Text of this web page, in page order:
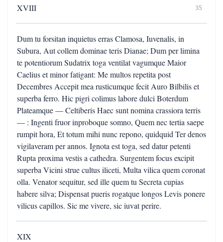
XVIII 35
Dum tu forsitan inquietus erras Clamosa, Iuvenalis, in
Subura, Aut collem dominae teris Dianae; Dum per limina
te potentiorum Sudatrix toga ventilat vagumque Maior
Caelius et minor fatigant: Me multos repetita post
Decembres Accepit mea rusticumque fecit Auro Bilbilis et
superba ferro. Hic pigri colimus labore dulci Boterdum
Plateamque — Celtiberis Haec sunt nomina crassiora terris
— : Ingenti fruor inproboque somno, Quem nec tertia saepe
rumpit hora, Et totum mihi nunc repono, quidquid Ter denos
vigilaveram per annos. Ignota est toga, sed datur petenti
Rupta proxima vestis a cathedra. Surgentem focus excipit
superba Vicini strue cultus iliceti, Multa vilica quem coronat
olla. Venator sequitur, sed ille quem tu Secreta cupias
habere silva; Dispensat pueris rogatque longos Levis ponere
vilicus capillos. Sic me vivere, sic iuvat perire.
XIX